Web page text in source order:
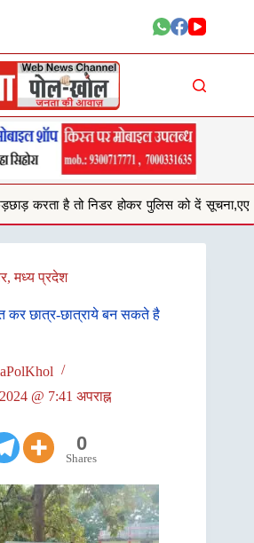
पुलिस को दें सूचना,एएसपी अनु बेनिवाल
,मध्य प्रदेश
कर छात्र-छात्राये बन सकते है
@ 7:41 अपराह्न
0
Shares